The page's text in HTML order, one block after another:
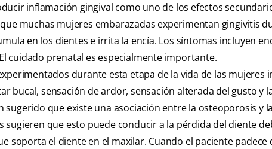
inflamación gingival como uno de los efectos
muchas mujeres embarazadas experimentan gingivitis
en los dientes e irrita la encía. Los síntomas incluyen
cuidado prenatal es especialmente importante.
durante esta etapa de la vida de las mujeres
bucal, sensación de ardor, sensación alterada del gusto y
sugerido que existe una asociación entre la osteoporosis y
sugieren que esto puede conducir a la pérdida del diente
soporta el diente en el maxilar. Cuando el paciente padece